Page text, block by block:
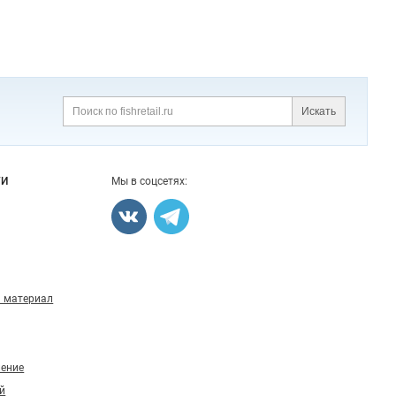
Искать
Мы в соцсетях: